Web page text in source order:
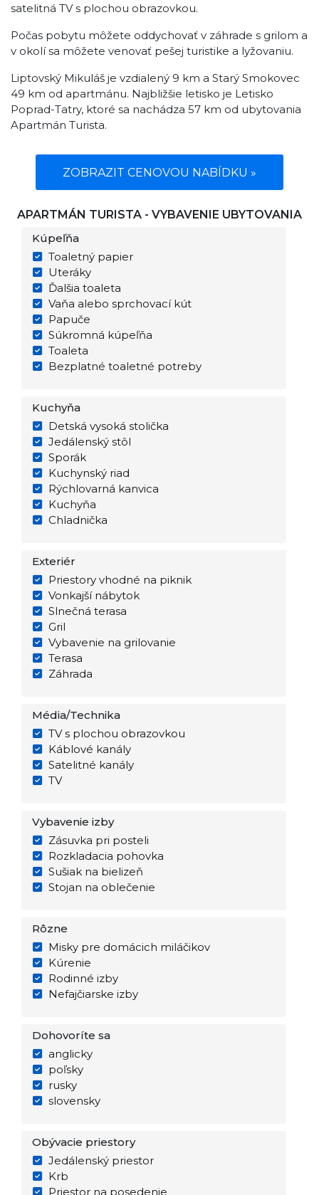
satelitná TV s plochou obrazovkou.
Počas pobytu môžete oddychovať v záhrade s grilom a
v okolí sa môžete venovať pešej turistike a lyžovaniu.
Liptovský Mikuláš je vzdialený 9 km a Starý Smokovec
49 km od apartmánu. Najbližšie letisko je Letisko
Poprad-Tatry, ktoré sa nachádza 57 km od ubytovania
Apartmán Turista.
ZOBRAZIT CENOVOU NABÍDKU »
APARTMÁN TURISTA - VYBAVENIE UBYTOVANIA
Kúpeľňa
Toaletný papier
Uteráky
Ďalšia toaleta
Vaňa alebo sprchovací kút
Papuče
Súkromná kúpeľňa
Toaleta
Bezplatné toaletné potreby
Kuchyňa
Detská vysoká stolička
Jedálenský stôl
Sporák
Kuchynský riad
Rýchlovarná kanvica
Kuchyňa
Chladnička
Exteriér
Priestory vhodné na piknik
Vonkajší nábytok
Slnečná terasa
Gril
Vybavenie na grilovanie
Terasa
Záhrada
Média/Technika
TV s plochou obrazovkou
Káblové kanály
Satelitné kanály
TV
Vybavenie izby
Zásuvka pri posteli
Rozkladacia pohovka
Sušiak na bielizeň
Stojan na oblečenie
Rôzne
Misky pre domácich miláčikov
Kúrenie
Rodinné izby
Nefajčiarske izby
Dohovoríte sa
anglicky
poľsky
rusky
slovensky
Obývacie priestory
Jedálenský priestor
Krb
Priestor na posedenie